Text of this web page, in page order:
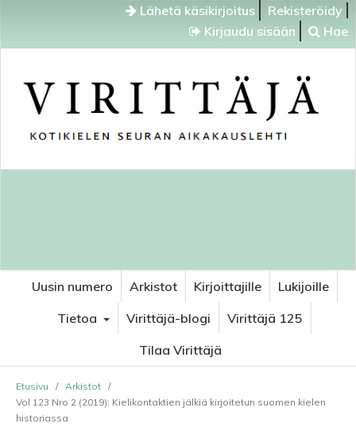
Lähetä käsikirjoitus
Rekisteröidy
Kirjaudu sisään
Hae
Uusin numero Arkistot Kirjoittajille
Lukijoille
Tietoa
Virittäjä-blogi
Virittäjä 125
Tilaa Virittäjä
Etusivu / Arkistot /
Vol 123 Nro 2 (2019): Kielikontaktien jälkiä kirjoitetun suomen kielen
historiassa